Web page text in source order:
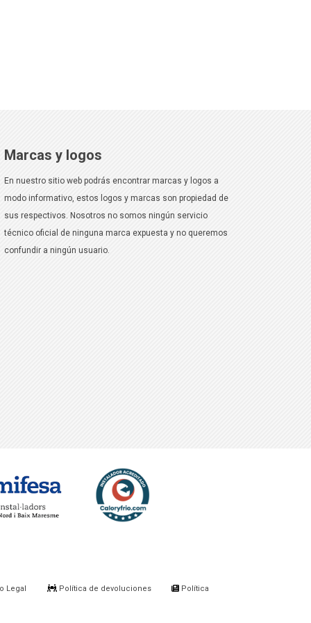
Marcas y logos
En nuestro sitio web podrás encontrar marcas y logos a
modo informativo, estos logos y marcas son propiedad de
sus respectivos. Nosotros no somos ningún servicio
técnico oficial de ninguna marca expuesta y no queremos
confundir a ningún usuario.
Legal Política de devoluciones
Política